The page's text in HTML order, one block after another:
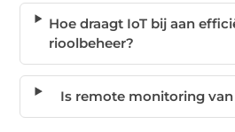
Hoe draagt IoT bij aan
rioolbeheer?
Is remote monitoring